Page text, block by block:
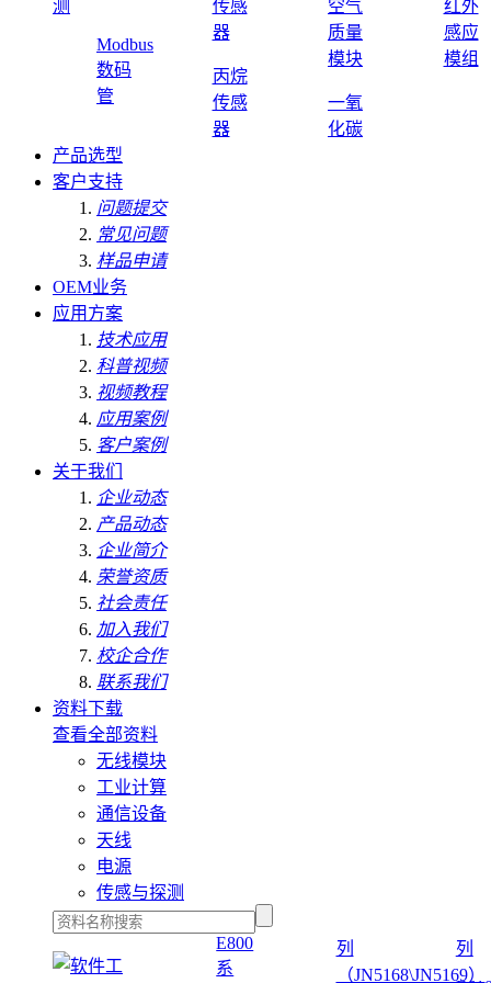
测
Modbus
数码
管
传感
器
丙烷
传感
器
空气
质量
模块
一氧
化碳
红外
感应
模组
产品选型
客户支持
问题提交
常见问题
样品申请
OEM业务
应用方案
技术应用
科普视频
视频教程
应用案例
客户案例
关于我们
企业动态
产品动态
企业简介
荣誉资质
社会责任
加入我们
校企合作
联系我们
资料下载
查看全部资料
无线模块
工业计算
通信设备
天线
电源
传感与探测
E800
系
列
（JN5168\JN5169）
列